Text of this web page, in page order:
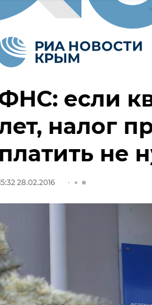
если
налог
платить не
28.02.2016